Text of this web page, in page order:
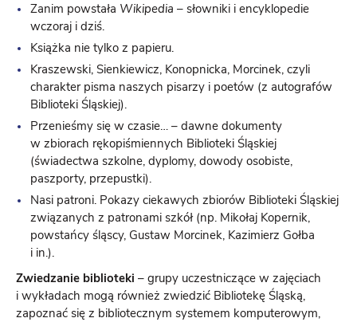
Zanim powstała Wikipedia – słowniki i encyklopedie
wczoraj i dziś.
Książka nie tylko z papieru.
Kraszewski, Sienkiewicz, Konopnicka, Morcinek, czyli
charakter pisma naszych pisarzy i poetów (z autografów
Biblioteki Śląskiej).
Przenieśmy się w czasie… – dawne dokumenty
w zbiorach rękopiśmiennych Biblioteki Śląskiej
(świadectwa szkolne, dyplomy, dowody osobiste,
paszporty, przepustki).
Nasi patroni. Pokazy ciekawych zbiorów Biblioteki Śląskiej
związanych z patronami szkół (np. Mikołaj Kopernik,
powstańcy śląscy, Gustaw Morcinek, Kazimierz Gołba
i in.).
Zwiedzanie biblioteki – grupy uczestniczące w zajęciach
i wykładach mogą również zwiedzić Bibliotekę Śląską,
zapoznać się z bibliotecznym systemem komputerowym,